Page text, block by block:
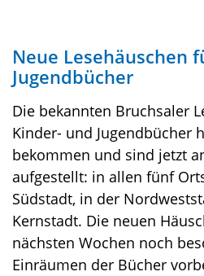
Neue Lesehäuschen
Jugendbücher
Die bekannten Bruchsaler
Kinder- und Jugendbücher
bekommen und sind jetzt
aufgestellt: in allen fünf
Südstadt, in der
Kernstadt. Die neuen
nächsten Wochen noch
Einräumen der Bücher